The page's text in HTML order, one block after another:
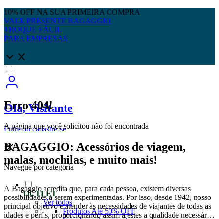
10% OFF NA SUA PRIMEIRA COMPRA
VALE PRESENTE BAGAGGIO
TROQUE FÁCIL
PARA EMPRESAS
Olá, Visitante
Entreou cadastre-se
Navegue por categoria
OUTLET
Ver todos
Produtos Até 50% OFF
Erro 404!
A página que você solicitou não foi encontrada
BAGAGGIO: Acessórios de viagem,
malas, mochilas, e muito mais!
A Bagaggio acredita que, para cada pessoa, existem diversas
possibilidades a serem experimentadas. Por isso, desde 1942, nosso
principal objetivo é atender às necessidades de viajantes de todas as
idades e perfis, proporcionando assim a estes a qualidade necessária